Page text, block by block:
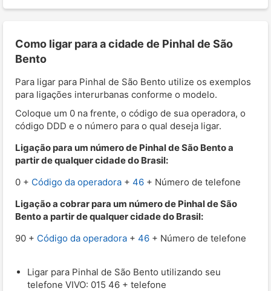
Como ligar para a cidade de Pinhal de São
Bento
Para ligar para Pinhal de São Bento utilize os exemplos
para ligações interurbanas conforme o modelo.
Coloque um 0 na frente, o código de sua operadora, o
código DDD e o número para o qual deseja ligar.
Ligação para um número de Pinhal de São Bento a
partir de qualquer cidade do Brasil:
0 + Código da operadora + 46 + Número de telefone
Ligação a cobrar para um número de Pinhal de São
Bento a partir de qualquer cidade do Brasil:
90 + Código da operadora + 46 + Número de telefone
Ligar para Pinhal de São Bento utilizando seu
telefone VIVO: 015 46 + telefone